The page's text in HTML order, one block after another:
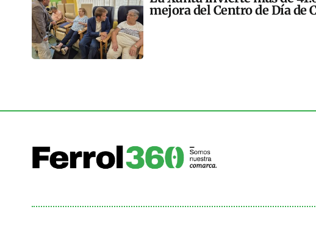
mejora del Centro de Día de